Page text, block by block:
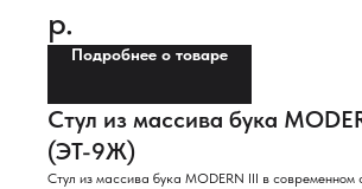
р.
Подробнее о товаре
Стул из массива бука
(ЭТ-9Ж)
Стул из массива бука MODERN III в современном